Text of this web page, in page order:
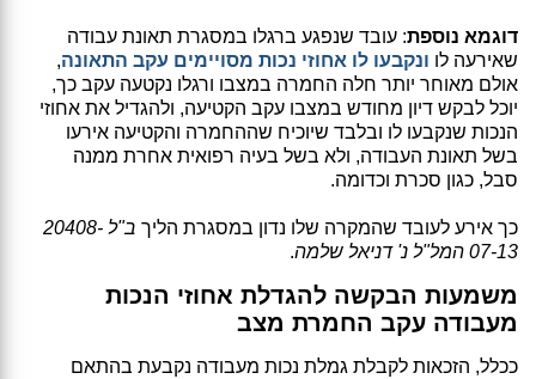
דוגמא נוספת: עובד שנפגע ברגלו במסגרת תאונת עבודה
שאירעה לו ונקבעו לו אחוזי נכות מסויימים עקב התאונה,
אולם מאוחר יותר חלה החמרה במצבו ורגלו נקטעה עקב כך,
יוכל לבקש דיון מחודש במצבו עקב הקטיעה, ולהגדיל את אחוזי
הנכות שנקבעו לו ובלבד שיוכיח שההחמרה והקטיעה אירעו
בשל תאונת העבודה, ולא בשל בעיה רפואית אחרת ממנה
סבל, כגון סכרת וכדומה.
כך אירע לעובד שהמקרה שלו נדון במסגרת הליך
ב"ל 20408-
07-13 המל"ל נ' דניאל שלמה
.
משמעות הבקשה להגדלת אחוזי הנכות
מעבודה עקב החמרת מצב
ככלל, הזכאות לקבלת גמלת נכות מעבודה נקבעת בהתאם